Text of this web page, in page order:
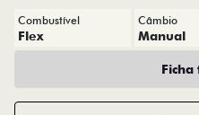
Combustível
Flex
Câmbio
Manual
Ficha